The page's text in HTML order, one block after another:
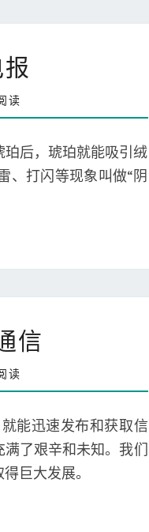
读
后，琥珀就能吸引绒
、打闪等现象叫做“阴
信
读
能迅速发布和获取信
了艰辛和未知。我们
巨大发展。